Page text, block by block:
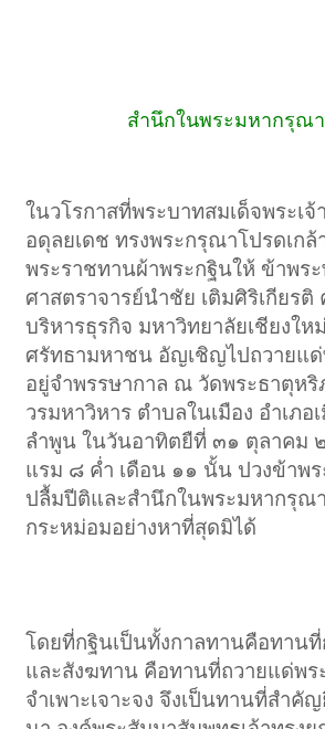
สำนึกในพระมหากรุณ
ในวโรกาสที่พระบาทสมเด็จพระเ
อดุลยเดช ทรงพระกรุณาโปรดเก
พระราชทานผ้าพระกฐินให้ ข้าพร
ศาสตราจารย์นำชัย เติมศิริเกียรติ
บริหารธุรกิจ มหาวิทยาลัยเชียงใ
ศรัทธามหาชน อัญเชิญไปถวายแ
อยู่จำพรรษากาล ณ วัดพระธาตุห
วรมหาวิหาร ตำบลในเมือง อำเภอ
ลำพูน ในวันอาทิตยืที่ ๓๑ ตุลาคม
แรม ๘ ค่ำ เดือน ๑๑ นั้น ปวงข้าพร
ปลื้มปีติและสำนึกในพระมหากรุณ
กระหม่อมอย่างหาที่สุดมิได้​
โดยที่กฐินเป็นทั้งกาลทานคือทาน
และสังฆทาน คือทานที่ถวายแด่พร
จำเพาะเจาะจง จึงเป็นทานที่สำคั